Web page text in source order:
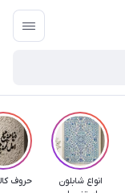
انواع شابلون
حروف